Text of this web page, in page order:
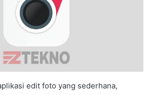
edit foto yang sederhana,